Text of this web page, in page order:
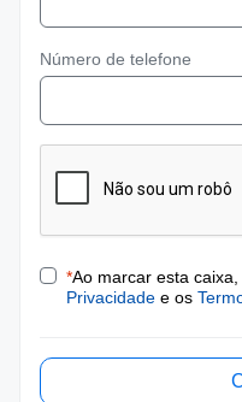
Número de telefone
*Ao marcar esta
Privacidade e os